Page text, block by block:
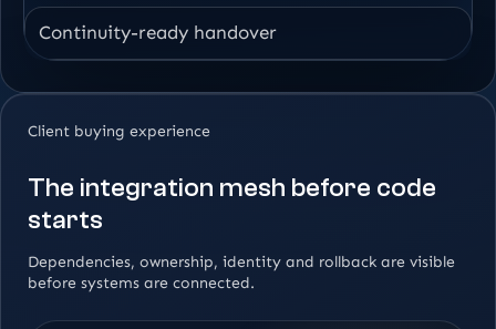
Continuity-ready handover
Client buying experience
The integration mesh before code
starts
Dependencies, ownership, identity and rollback are visible
before systems are connected.